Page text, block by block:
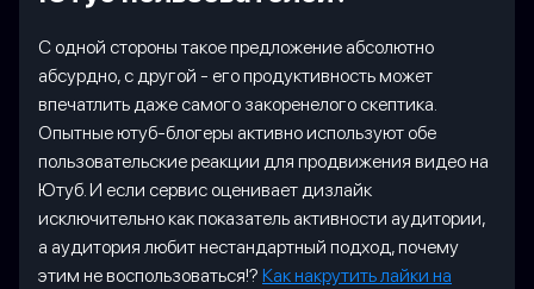
С одной стороны такое предложение абсолютно
абсурдно, с другой - его продуктивность может
впечатлить даже самого закоренелого скептика.
Опытные ютуб-блогеры активно используют обе
пользовательские реакции для продвижения видео на
Ютуб. И если сервис оценивает дизлайк
исключительно как показатель активности аудитории,
а аудитория любит нестандартный подход, почему
этим не воспользоваться!? Как накрутить лайки на